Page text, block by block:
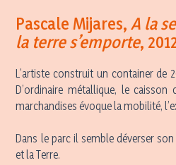
Pascale Mijares,A la
la terre s’emporte,
L’artiste construit un container de
D’ordinaire métallique, le
marchandises évoque la mobilité,
Dans le parc il semble déverser
et la Terre.